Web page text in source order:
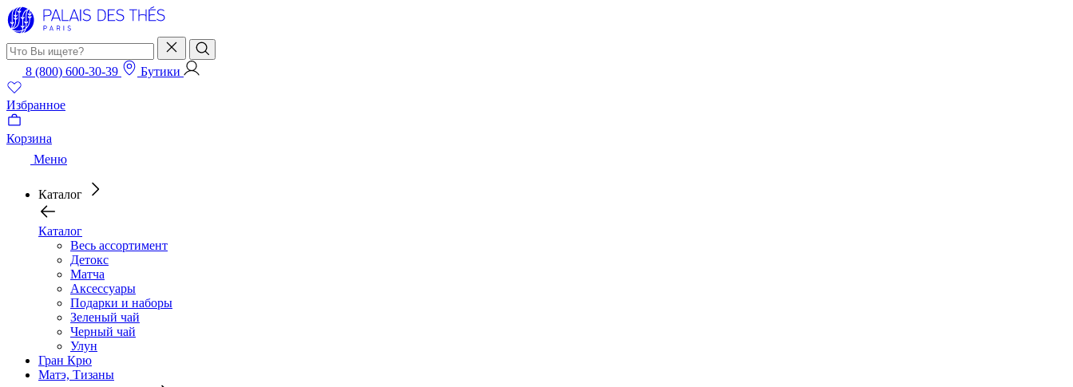
8 (800) 600-30-39 Бутики
Избранное
Корзина
Меню
Каталог
Каталог
Весь ассортимент
Детокс
Матча
Аксессуары
Подарки и наборы
Зеленый чай
Черный чай
Улун
Гран Крю
Матэ, Тизаны